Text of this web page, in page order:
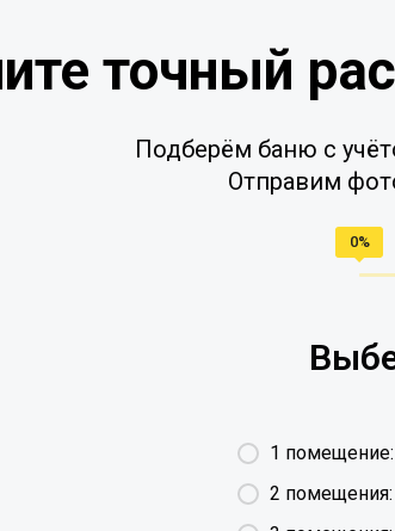
Подберём баню с
Отправим
точный
1
2